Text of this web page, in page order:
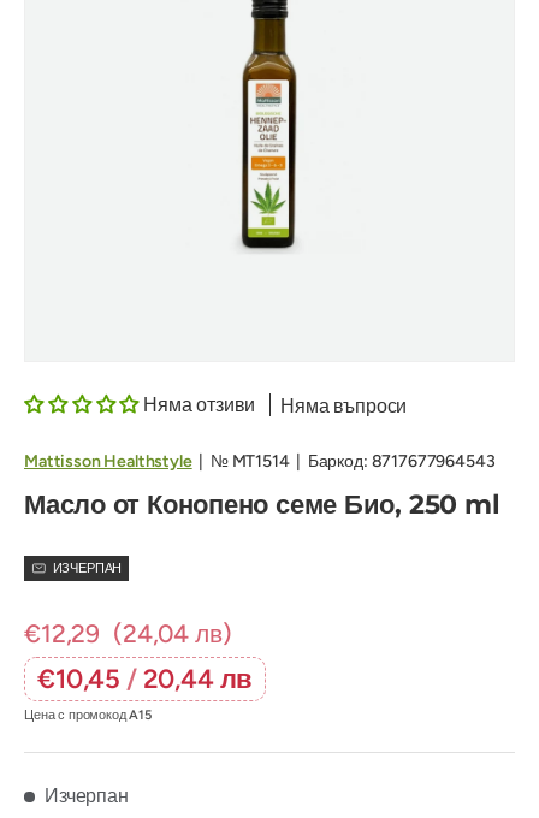
Няма отзиви Няма въпроси
Mattisson Healthstyle| № MT1514 Баркод: 8717677964543
Масло от Конопено семе Био, 250 ml
ИЗЧЕРПАН
€12,29 (24,04 лв)
€10,45 /20,44 лв
Цена с промокодA15
Изчерпан